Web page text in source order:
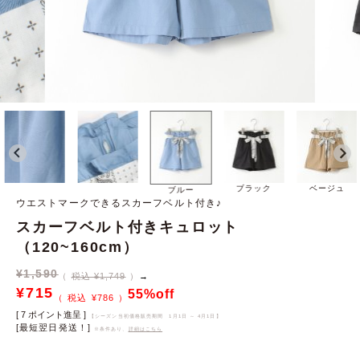
ブルー ブラック ベージュ
ウエストマークできるスカーフベルト付き♪
スカーフベルト付きキュロット
（120~160cm）
¥1,590 税込 ¥1,749 →
¥715 ¥786 55%off
[ 7 ポイント進呈 ] 【シーズン当初価格販売期間 1月1日 ～ 4月1日 】
[最短翌日発送！] ※条件あり、 詳細はこちら